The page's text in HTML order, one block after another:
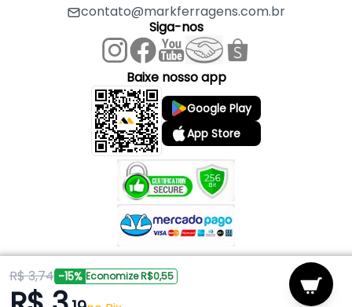
R$ 3,74 -15% Economize R$0,55
contato@markferragens.com.br
Siga-nos
Baixe nosso app
Google Play
App Store
Copyright © 2026 Mark Ferragens. Todos os direitos reservados.